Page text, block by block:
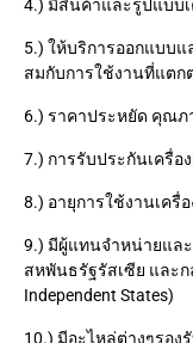
5.) ให้บริการออกแบบแ
9.) มีผู้แทนจำหน่ายแล
สหพันธรัฐรัสเซีย และก